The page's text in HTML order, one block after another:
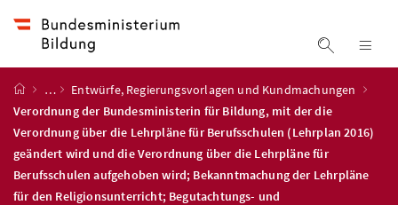
Suche
Startseite
…
Entwürfe, Regierungsvorlagen und Kundmachungen
Verordnung der Bundesministerin für Bildung, mit der die
Verordnung über die Lehrpläne für Berufsschulen (Lehrplan 2016)
geändert wird und die Verordnung über die Lehrpläne für
Berufsschulen aufgehoben wird; Bekanntmachung der Lehrpläne
für den Religionsunterricht; Begutachtungs- und